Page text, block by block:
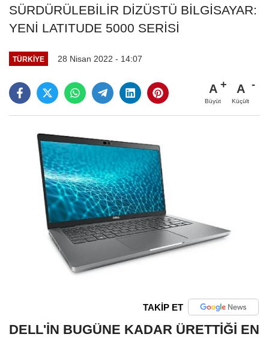
SÜRDÜRÜLEBİLİR DİZÜSTÜ BİLGİSAYAR:
YENİ LATITUDE 5000 SERİSİ
TÜRKIYE 28 Nisan 2022 - 14:07
A
Büyüt
A
Küçült
TAKİP ET
DELL'İN BUGÜNE KADAR ÜRETTİĞİ EN